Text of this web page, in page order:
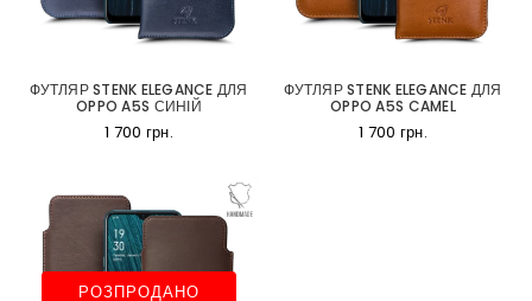
ФУТЛЯР STENK ELEGANCE ДЛЯ
OPPO A5S СИНІЙ
1 700 грн.
ФУТЛЯР STENK ELEGANCE ДЛЯ
OPPO A5S CAMEL
1 700 грн.
РОЗПРОДАНО